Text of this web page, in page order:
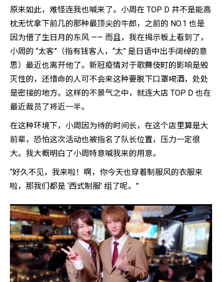
原来如此，难怪连我也喊来了。小周在 TOP D 并不是能高
枕无忧拿下前几的那种最顶尖的牛郎，之前的 NO.1 也是
因为借了生日月的东风 —— 而且，我在揭示板上看到了，
小周的 “太客”（指有钱客人，“太” 是日语中出手阔绰的意
思）最近也离开他了。新冠疫情对于歌舞伎町的影响是毁
灭性的，还惜命的人可不会来这种要脱下口罩喝酒，处处
是密接的地方。这样的不景气之中，就连大店 TOP D 也在
最近裁员了将近一半。
在这种环境下，小周因为待的时间长，在这个店里算是大
前辈，恐怕这次活动也被指名了队长位置，压力一定很
大。我大概明白了小周特意喊我来的用意。
“好久不见，我来啦！啊，你今天也穿着制服风的衣服来
啦，那我们都是 ‘西式制服’ 组了呢。”